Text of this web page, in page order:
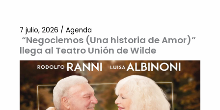
“Negociemos (Una historia de Amor)”
llega al Teatro Unión de Wilde
7 julio, 2026 / Agenda